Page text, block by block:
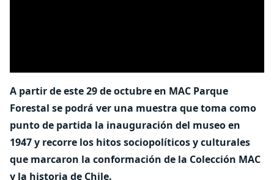
A partir de este 29 de octubre en MAC Parque
Forestal se podrá ver una muestra que toma como
punto de partida la inauguración del museo en
1947 y recorre los hitos sociopolíticos y culturales
que marcaron la conformación de la Colección MAC
y la historia de Chile.